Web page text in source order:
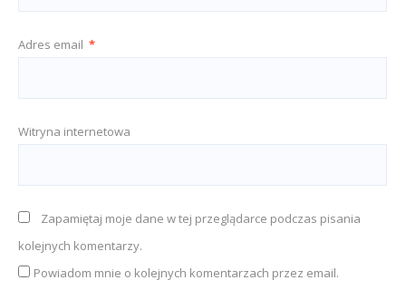
Adres email *
Witryna internetowa
Zapamiętaj moje dane w tej przeglądarce podczas pisania
kolejnych komentarzy.
Powiadom mnie o kolejnych komentarzach przez email.